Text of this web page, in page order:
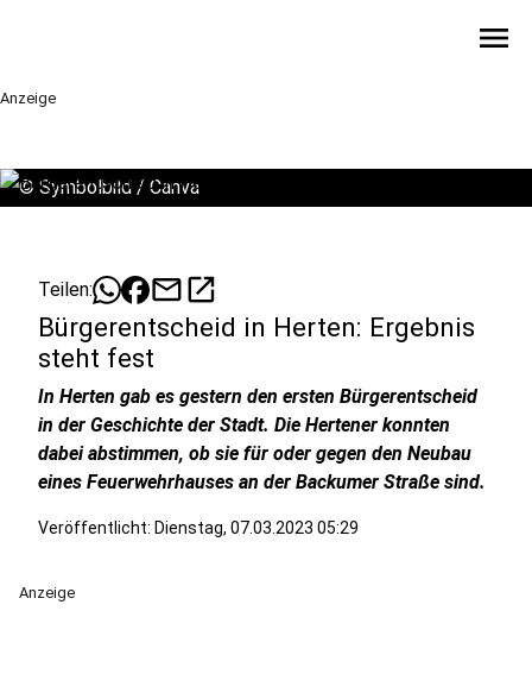
menu
Anzeige
© Symbolbild / Canva
Teilen: mailopen_in_new
Bürgerentscheid in Herten: Ergebnis
steht fest
In Herten gab es gestern den ersten Bürgerentscheid
in der Geschichte der Stadt. Die Hertener konnten
dabei abstimmen, ob sie für oder gegen den Neubau
eines Feuerwehrhauses an der Backumer Straße sind.
Veröffentlicht: Dienstag, 07.03.2023 05:29
Anzeige